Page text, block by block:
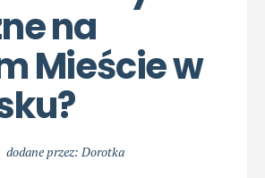
na
Mieście w
dodane przez: Dorotka